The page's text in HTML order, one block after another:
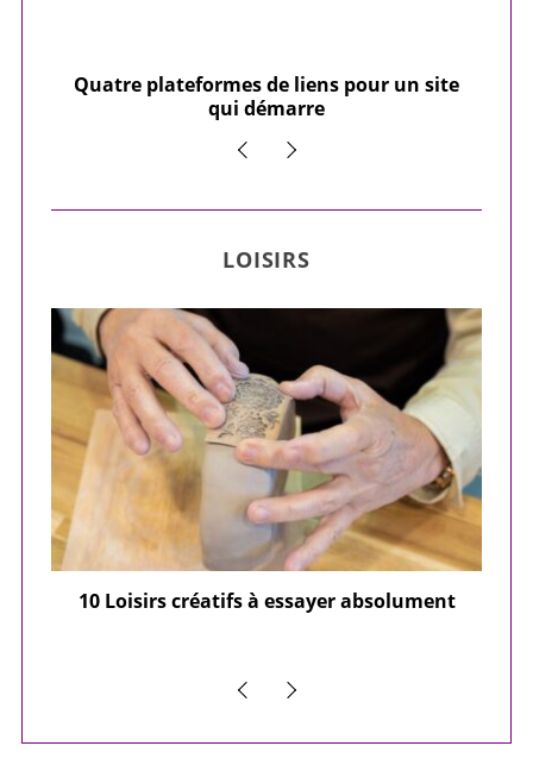
Quatre plateformes de liens pour un site
qui démarre
LOISIRS
10 Loisirs créatifs à essayer absolument